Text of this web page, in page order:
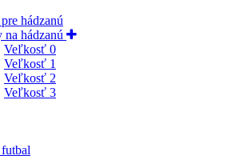
hádzanú
na hádzanú
Veľkosť 0
Veľkosť 1
Veľkosť 2
Veľkosť 3